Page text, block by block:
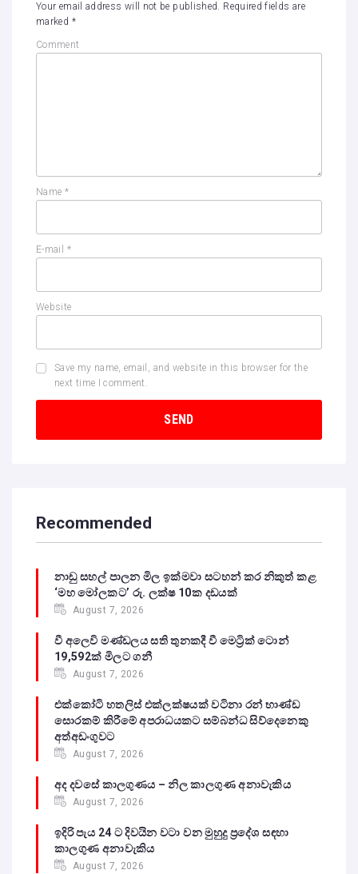
Your email address will not be published. Required fields are
marked *
Comment
Name *
E-mail *
Website
Save my name, email, and website in this browser for the
next time I comment.
Recommended
නාඩු සහල් පාලන මිල ඉක්මවා සටහන් කර නිකුත් කළ
‘මහ මෝලකට’ රු. ලක්ෂ 10ක දඩයක්
August 7, 2026
වී අලෙවි මණ්ඩලය සති තුනකදී වී මෙට්‍රික් ටොන්
19,592ක් මිලට ගනී
August 7, 2026
එක්කෝටි හතලිස් එක්ලක්ෂයක් වටිනා රන් භාණ්ඩ
සොරකම් කිරීමේ අපරාධයකට සම්බන්ධ සිව්දෙනෙකු
අත්අඩංගුවට
August 7, 2026
අද දවසේ කාලගුණය – නිල කාලගුණ අනාවැකිය
August 7, 2026
ඉදිරි පැය 24 ට දිවයින වටා වන මුහුදු ප්‍රදේශ සඳහා
කාලගුණ අනාවැකිය
August 7, 2026